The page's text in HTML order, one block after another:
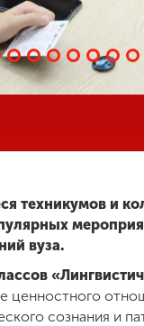
техникумов и
вуза.
ценностного
сознания и